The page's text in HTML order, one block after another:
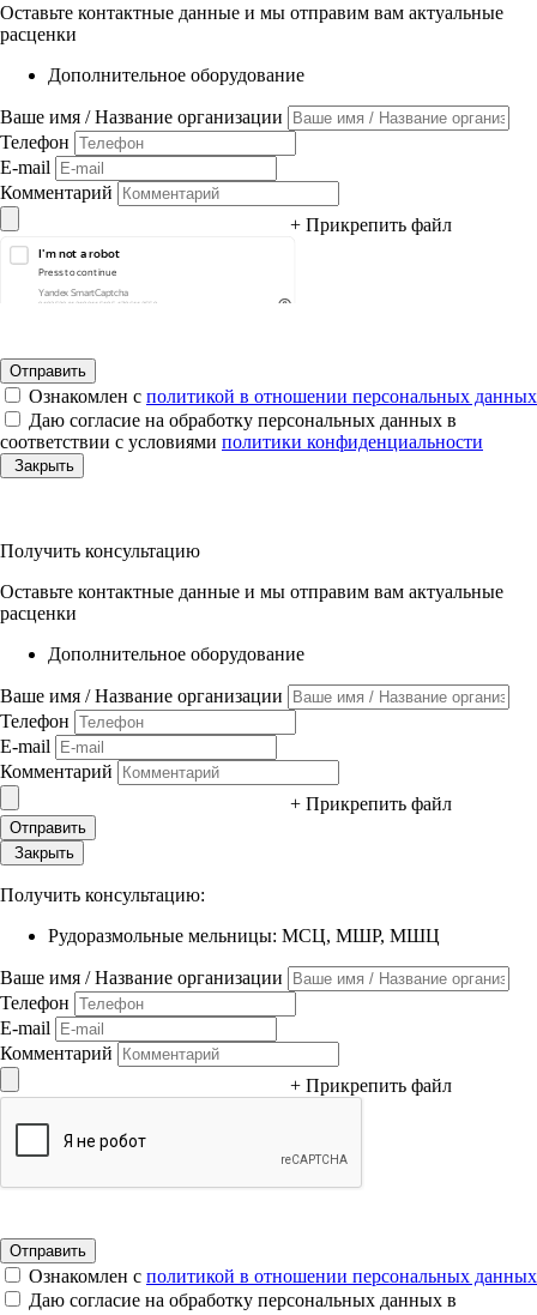
Оставьте контактные данные и мы отправим вам актуальные
расценки
Дополнительное оборудование
Ваше имя / Название организации
Телефон
E-mail
Комментарий
+ Прикрепить файл
Ознакомлен с политикой в отношении персональных данных
Даю согласие на обработку персональных данных в
соответствии с условиями политики конфиденциальности
Закрыть
Получить консультацию
Оставьте контактные данные и мы отправим вам актуальные
расценки
Дополнительное оборудование
Ваше имя / Название организации
Телефон
E-mail
Комментарий
+ Прикрепить файл
Закрыть
Получить консультацию:
Рудоразмольные мельницы: МСЦ, МШР, МШЦ
Ваше имя / Название организации
Телефон
E-mail
Комментарий
+ Прикрепить файл
Ознакомлен с политикой в отношении персональных данных
Даю согласие на обработку персональных данных в